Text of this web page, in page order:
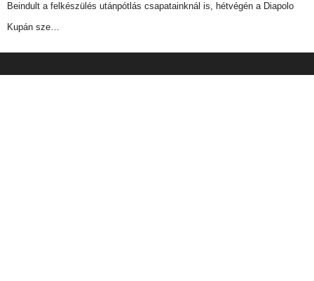
Beindult a felkészülés utánpótlás csapatainknál is, hétvégén a Diapolo
Kupán sze…